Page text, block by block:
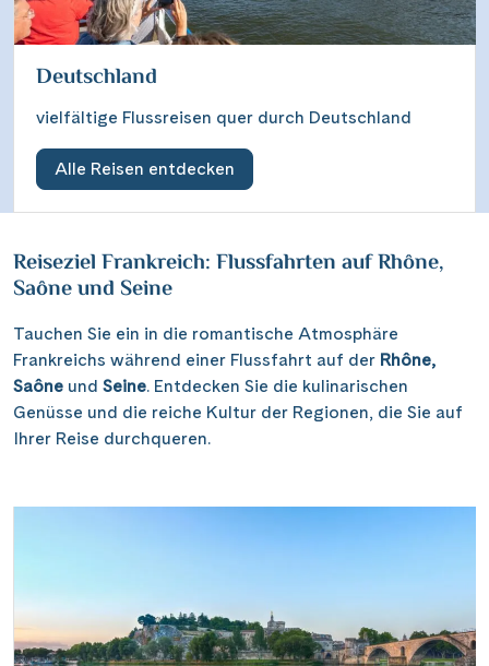
Deutschland
vielfältige Flussreisen quer durch Deutschland
Alle Reisen entdecken
Reiseziel Frankreich: Flussfahrten auf Rhône,
Saône und Seine
Tauchen Sie ein in die romantische Atmosphäre
Frankreichs während einer Flussfahrt auf der Rhône,
Saône und Seine. Entdecken Sie die kulinarischen
Genüsse und die reiche Kultur der Regionen, die Sie auf
Ihrer Reise durchqueren.